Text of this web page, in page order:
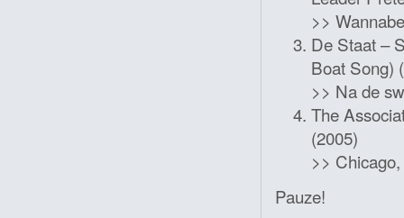
>>
De Staat –
Boat Song)
>> Na de
The
(2005)
>>
Pauze!